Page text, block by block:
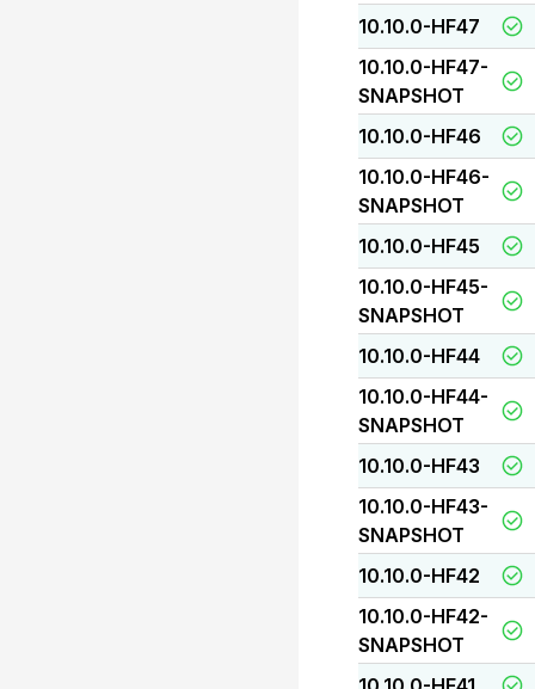
10.10.0-HF47
10.10.0-HF47-
SNAPSHOT
10.10.0-HF46
10.10.0-HF46-
SNAPSHOT
10.10.0-HF45
10.10.0-HF45-
SNAPSHOT
10.10.0-HF44
10.10.0-HF44-
SNAPSHOT
10.10.0-HF43
10.10.0-HF43-
SNAPSHOT
10.10.0-HF42
10.10.0-HF42-
SNAPSHOT